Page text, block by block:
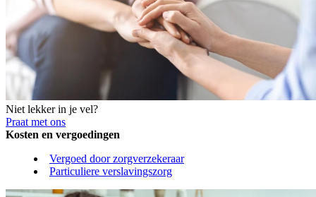
Niet lekker in je vel?
Praat met ons
Kosten en vergoedingen
Vergoed door zorgverzekeraar
Particuliere verslavingszorg